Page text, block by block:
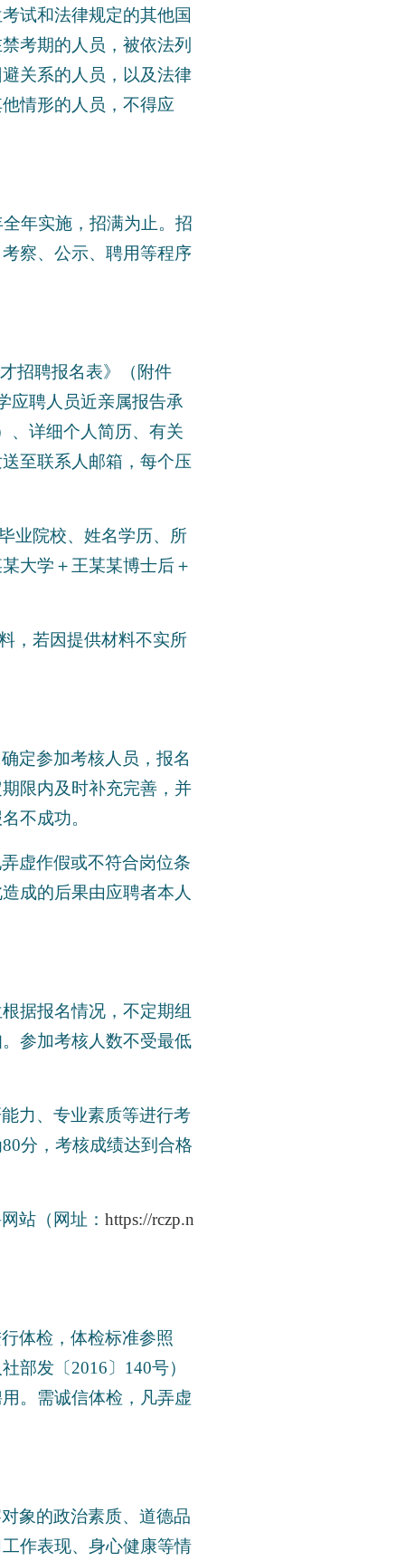
试和法律规定的其他国
考期的人员，被依法列
关系的人员，以及法律
情形的人员，不得应
年实施，招满为止。招
察、公示、聘用等程序
招聘报名表》（附件
应聘人员近亲属报告承
、详细个人简历、有关
至联系人邮箱，每个压
业院校、姓名学历、所
大学＋王某某博士后＋
，若因提供材料不实所
定参加考核人员，报名
限内及时补充完善，并
不成功。
虚作假或不符合岗位条
成的后果由应聘者本人
据报名情况，不定期组
参加考核人数不受最低
力、专业素质等进行考
分，考核成绩达到合格
站（网址：https://rczp.n
体检，体检标准参照
部发〔2016〕140号）
。需诚信体检，凡弄虚
象的政治素质、道德品
作表现、身心健康等情